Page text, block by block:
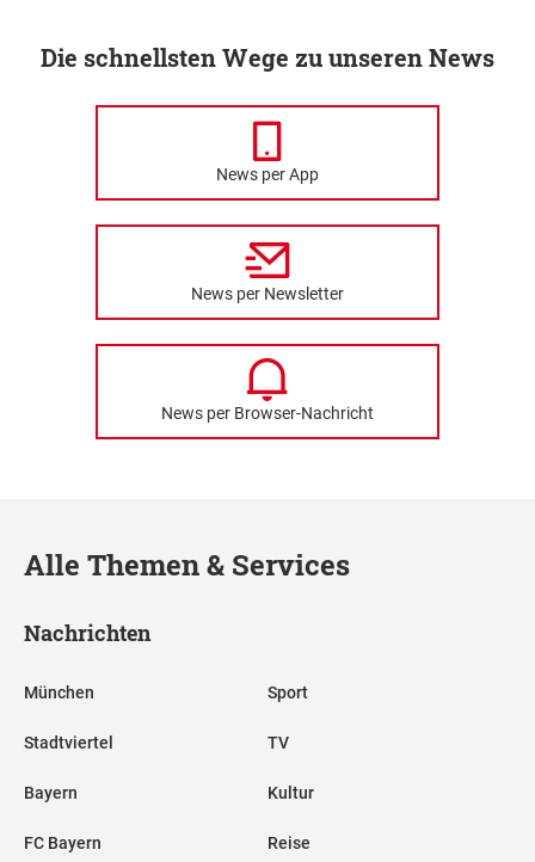
Die schnellsten Wege zu unseren News
News per App
News per Newsletter
News per Browser-Nachricht
Alle Themen & Services
Nachrichten
München
Stadtviertel
Bayern
FC Bayern
Sport
TV
Kultur
Reise